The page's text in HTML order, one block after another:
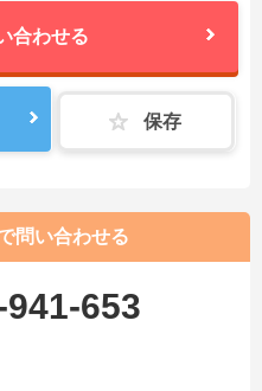
合わせる
保存
問い合わせる
653